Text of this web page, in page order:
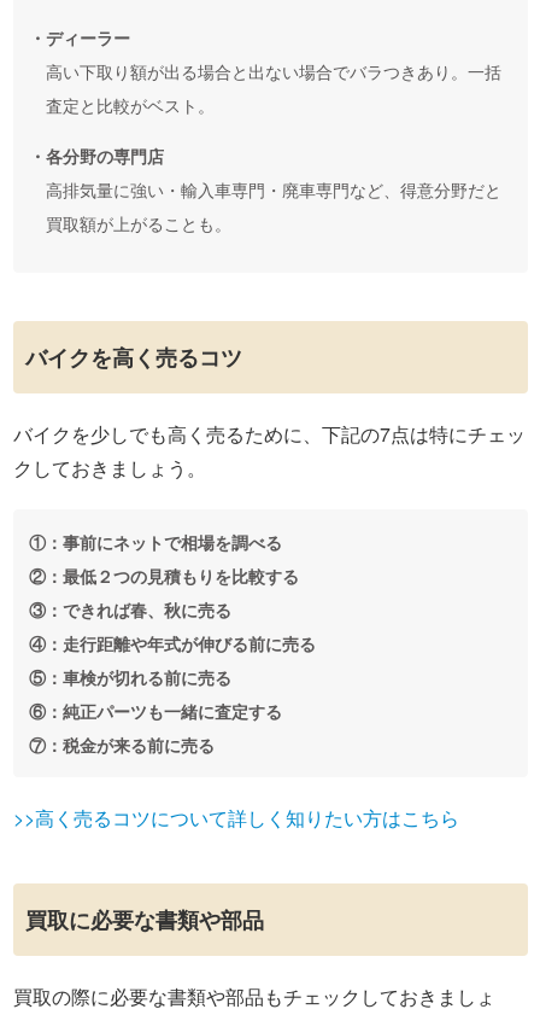
・ディーラー
高い下取り額が出る場合と出ない場合でバラつきあり。一括
査定と比較がベスト。
・各分野の専門店
高排気量に強い・輸入車専門・廃車専門など、得意分野だと
買取額が上がることも。
バイクを高く売るコツ
バイクを少しでも高く売るために、下記の7点は特にチェッ
クしておきましょう。
①：事前にネットで相場を調べる
②：最低２つの見積もりを比較する
③：できれば春、秋に売る
④：走行距離や年式が伸びる前に売る
⑤：車検が切れる前に売る
⑥：純正パーツも一緒に査定する
⑦：税金が来る前に売る
>>高く売るコツについて詳しく知りたい方はこちら
買取に必要な書類や部品
買取の際に必要な書類や部品もチェックしておきましょ